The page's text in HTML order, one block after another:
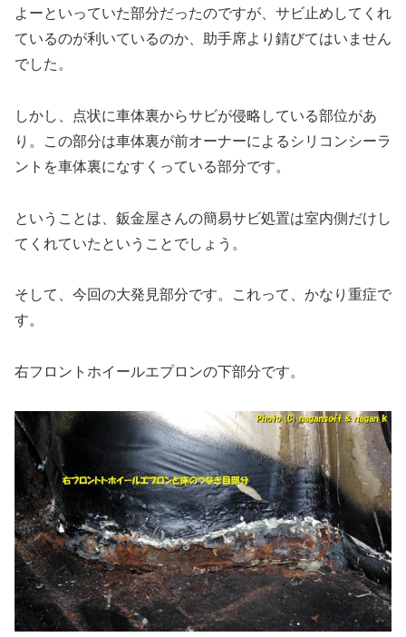
よーといっていた部分だったのですが、サビ止めしてくれ
ているのが利いているのか、助手席より錆びてはいません
でした。
しかし、点状に車体裏からサビが侵略している部位があ
り。この部分は車体裏が前オーナーによるシリコンシーラ
ントを車体裏になすくっている部分です。
ということは、鈑金屋さんの簡易サビ処置は室内側だけし
てくれていたということでしょう。
そして、今回の大発見部分です。これって、かなり重症で
す。
右フロントホイールエプロンの下部分です。